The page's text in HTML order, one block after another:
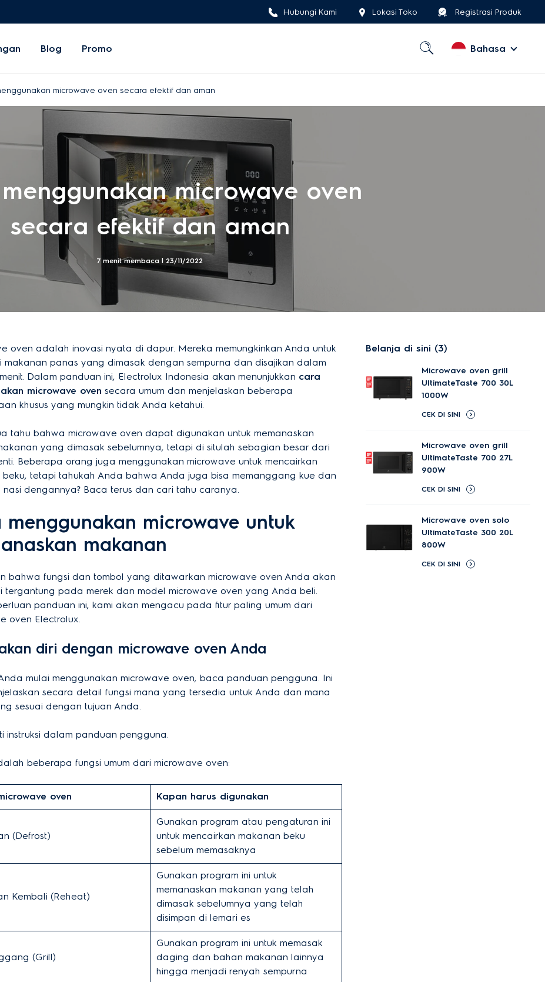
Hubungi Kami Lokasi Toko Registrasi Produk
Blog Promo Bahasa
microwave oven secara efektif dan aman
microwave oven
secara efektif dan aman
7 menit membaca | 23/11/2022
oven adalah inovasi nyata di dapur. Mereka memungkinkan Anda untuk
makanan panas yang dimasak dengan sempurna dan disajikan dalam
Dalam panduan ini, Electrolux Indonesia akan menunjukkan cara
microwave oven secara umum dan menjelaskan beberapa
khusus yang mungkin tidak Anda ketahui.
tahu bahwa microwave oven dapat digunakan untuk memanaskan
yang dimasak sebelumnya, tetapi di situlah sebagian besar dari
Beberapa orang juga menggunakan microwave untuk mencairkan
beku, tetapi tahukah Anda bahwa Anda juga bisa memanggang kue dan
nasi dengannya? Baca terus dan cari tahu caranya.
menggunakan microwave untuk
makanan
bahwa fungsi dan tombol yang ditawarkan microwave oven Anda akan
tergantung pada merek dan model microwave oven yang Anda beli.
panduan ini, kami akan mengacu pada fitur paling umum dari
oven Electrolux.
diri dengan microwave oven Anda
mulai menggunakan microwave oven, baca panduan pengguna. Ini
secara detail fungsi mana yang tersedia untuk Anda dan mana
sesuai dengan tujuan Anda.
instruksi dalam panduan pengguna.
beberapa fungsi umum dari microwave oven:
oven Kapan harus digunakan
(Defrost)
Gunakan program atau pengaturan ini
untuk mencairkan makanan beku
sebelum memasaknya
Kembali (Reheat)
Gunakan program ini untuk
memanaskan makanan yang telah
dimasak sebelumnya yang telah
disimpan di lemari es
(Grill)
Gunakan program ini untuk memasak
daging dan bahan makanan lainnya
hingga menjadi renyah sempurna
Belanja di sini (3)
Microwave oven grill
UltimateTaste 700 30L
1000W
CEK DI SINI
Microwave oven grill
UltimateTaste 700 27L
900W
CEK DI SINI
Microwave oven solo
UltimateTaste 300 20L
800W
CEK DI SINI